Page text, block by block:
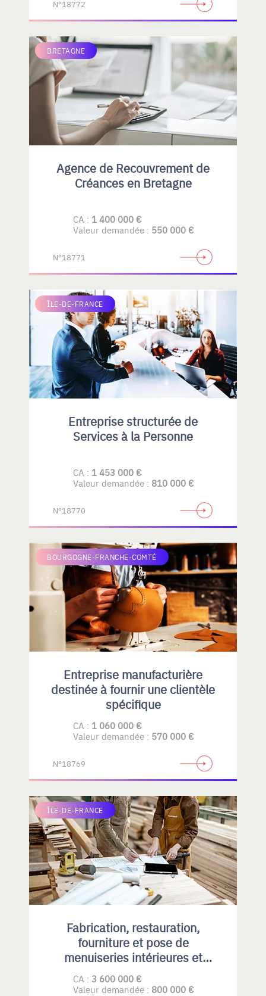
N°18772
BRETAGNE
Agence de Recouvrement de
Créances en Bretagne
CA : 1 400 000 €
Valeur demandée : 550 000 €
N°18771
ÎLE-DE-FRANCE
Entreprise structurée de
Services à la Personne
CA : 1 453 000 €
Valeur demandée : 810 000 €
N°18770
BOURGOGNE-FRANCHE-COMTÉ
Entreprise manufacturière
destinée à fournir une clientèle
spécifique
CA : 1 060 000 €
Valeur demandée : 570 000 €
N°18769
ÎLE-DE-FRANCE
Fabrication, restauration,
fourniture et pose de
menuiseries intérieures et
extérieures , principalement en
bois
CA : 3 600 000 €
Valeur demandée : 800 000 €